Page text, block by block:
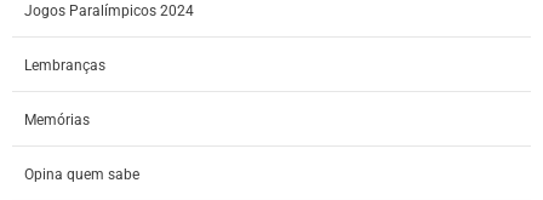
Jogos Paralímpicos 2024
Lembranças
Memórias
Opina quem sabe